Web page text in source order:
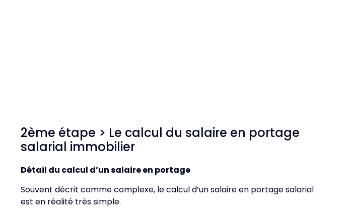
2ème étape > Le calcul du salaire en portage
salarial immobilier
Détail du calcul d’un salaire en portage
Souvent décrit comme complexe, le calcul d’un salaire en portage salarial
est en réalité très simple.